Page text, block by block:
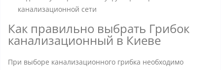
канализационной сети
Как правильно выбрать Грибок
канализационный в Киеве
При выборе канализационного грибка необходимо